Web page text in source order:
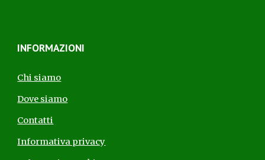
INFORMAZIONI
Chi siamo
Dove siamo
Contatti
Informativa privacy